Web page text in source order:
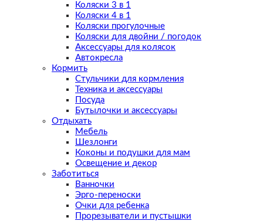
Коляски 3 в 1
Коляски 4 в 1
Коляски прогулочные
Коляски для двойни / погодок
Аксессуары для колясок
Автокресла
Кормить
Стульчики для кормления
Техника и аксессуары
Посуда
Бутылочки и аксессуары
Отдыхать
Мебель
Шезлонги
Коконы и подушки для мам
Освещение и декор
Заботиться
Ванночки
Эрго-переноски
Очки для ребенка
Прорезыватели и пустышки